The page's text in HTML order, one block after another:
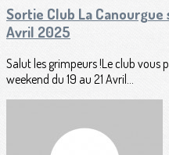
Sortie Club La Canourgue
Avril 2025
Salut les grimpeurs !Le club vous
weekend du 19 au 21 Avril...